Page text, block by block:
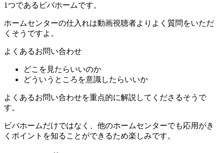
1つであるビバホームです。
ホームセンターの仕入れは動画視聴者よりよく質問をいただ
くそうですよ。
よくあるお問い合わせ
どこを見たらいいのか
どういうところを意識したらいいか
よくあるお問い合わせを重点的に解説してくださるそうで
す。
ビバホームだけではなく、他のホームセンターでも応用がき
くポイントを知ることができるため楽しみです。